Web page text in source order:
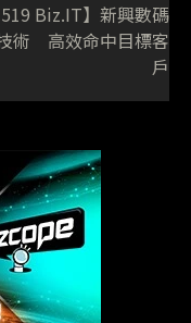
Biz.IT】新興數碼
術 高效命中目標客
戶